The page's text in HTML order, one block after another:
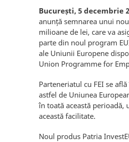
București, 5 decembrie
anunță semnarea unui
milioane de lei, care va
parte din noul program
ale Uniunii Europene
Union Programme for
Parteneriatul cu FEI se
astfel de Uniunea
în toată această perioadă,
această facilitate.
Noul produs Patria